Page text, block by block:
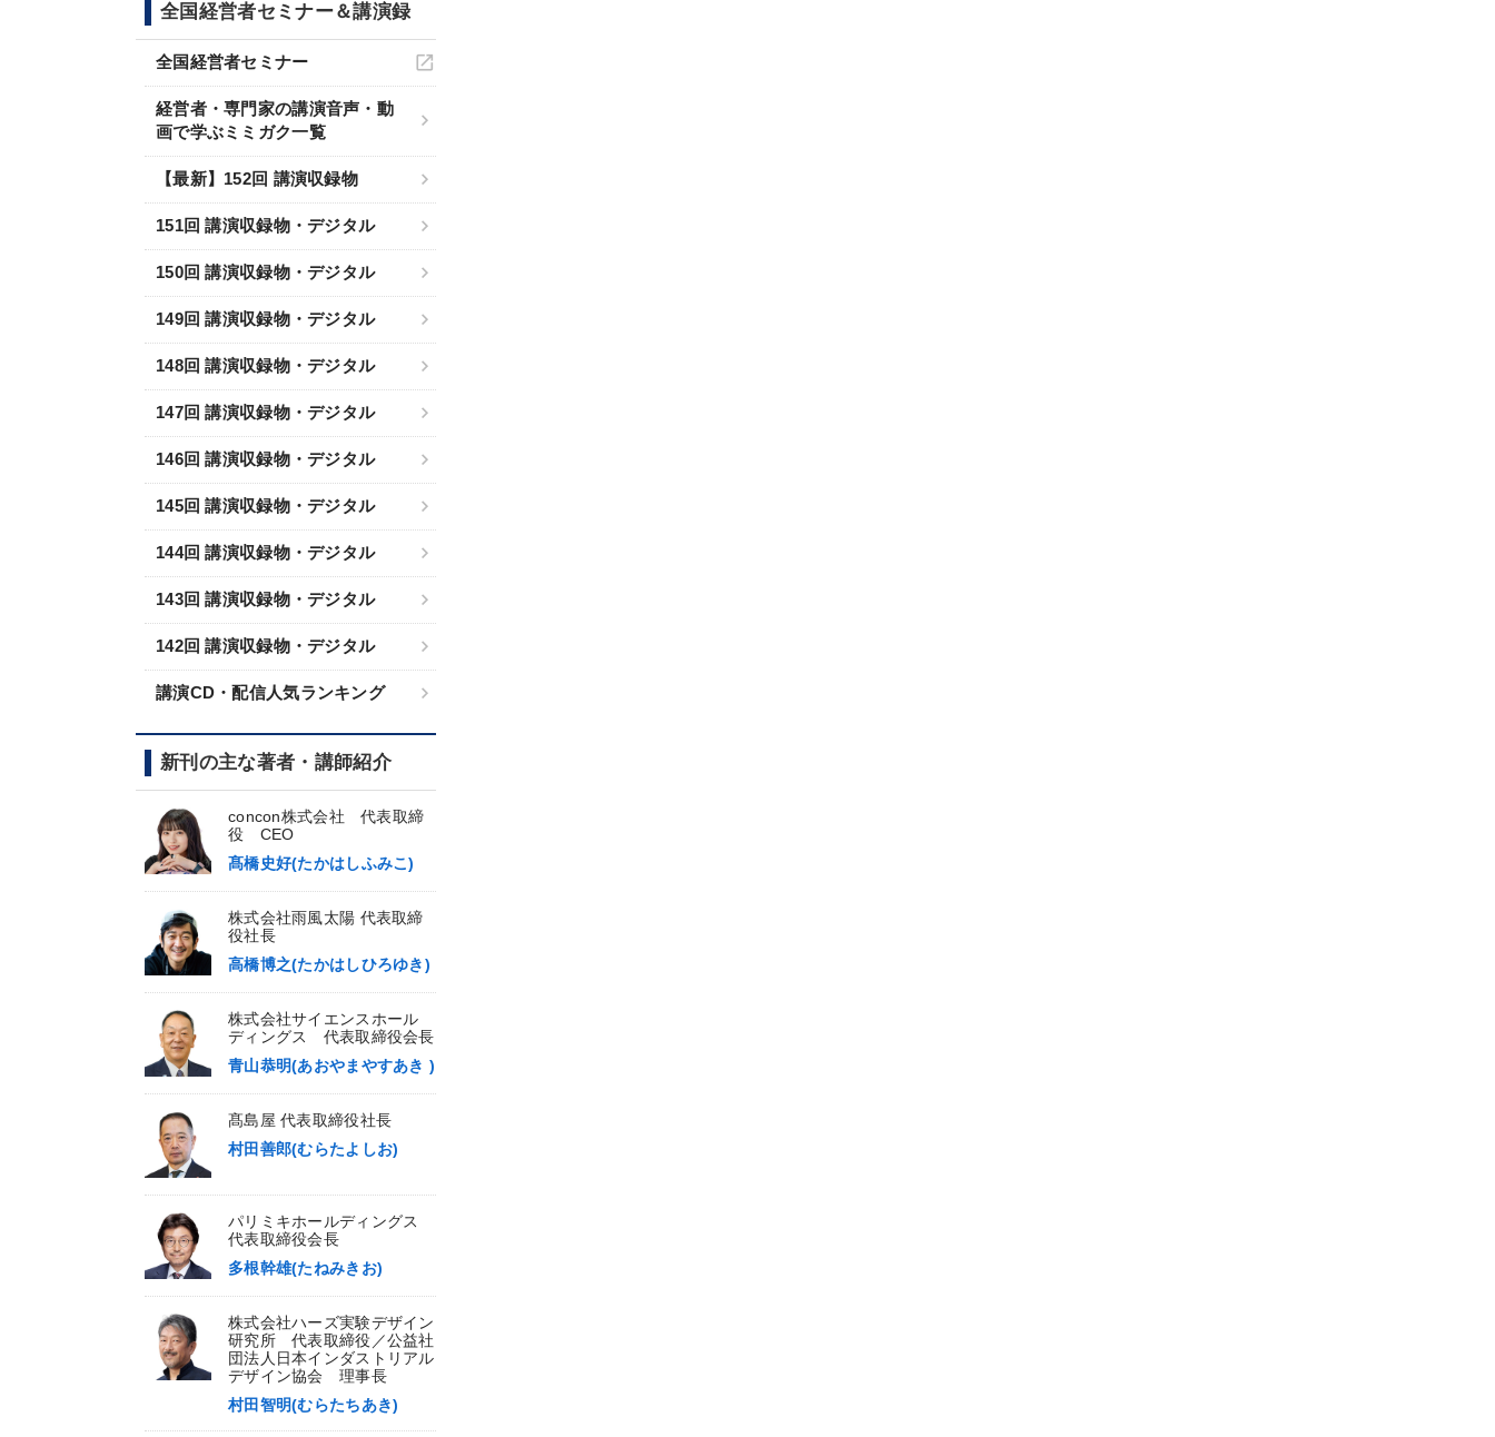
全国経営者セミナー＆講演録
全国経営者セミナー
経営者・専門家の講演音声・動
画で学ぶミミガク一覧
【最新】152回 講演収録物
151回 講演収録物・デジタル
150回 講演収録物・デジタル
149回 講演収録物・デジタル
148回 講演収録物・デジタル
147回 講演収録物・デジタル
146回 講演収録物・デジタル
145回 講演収録物・デジタル
144回 講演収録物・デジタル
143回 講演収録物・デジタル
142回 講演収録物・デジタル
講演CD・配信人気ランキング
新刊の主な著者・講師紹介
concon株式会社 代表取締
役 CEO
髙橋史好(たかはしふみこ)
株式会社雨風太陽 代表取締
役社長
高橋博之(たかはしひろゆき)
株式会社サイエンスホール
ディングス 代表取締役会長
青山恭明(あおやまやすあき )
髙島屋 代表取締役社長
村田善郎(むらたよしお)
パリミキホールディングス
代表取締役会長
多根幹雄(たねみきお)
株式会社ハーズ実験デザイン
研究所 代表取締役／公益社
団法人日本インダストリアル
デザイン協会 理事長
村田智明(むらたちあき)